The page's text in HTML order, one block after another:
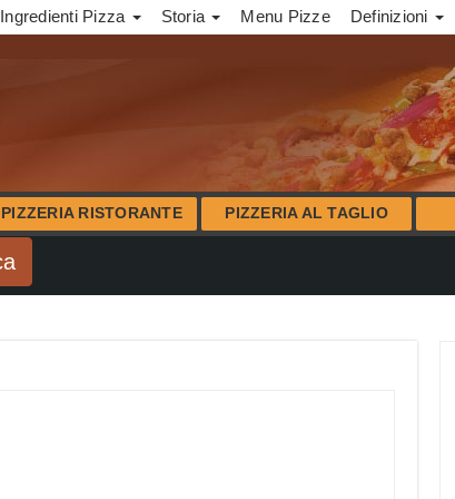
Ingredienti Pizza Storia Menu Pizze Definizioni
PIZZERIA RISTORANTE PIZZERIA AL TAGLIO